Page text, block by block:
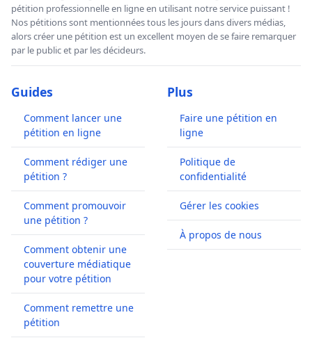
pétition professionnelle en ligne en utilisant notre service puissant !
Nos pétitions sont mentionnées tous les jours dans divers médias,
alors créer une pétition est un excellent moyen de se faire remarquer
par le public et par les décideurs.
Guides
Comment lancer une
pétition en ligne
Comment rédiger une
pétition ?
Comment promouvoir
une pétition ?
Comment obtenir une
couverture médiatique
pour votre pétition
Comment remettre une
pétition
Plus
Faire une pétition en
ligne
Politique de
confidentialité
Gérer les cookies
À propos de nous